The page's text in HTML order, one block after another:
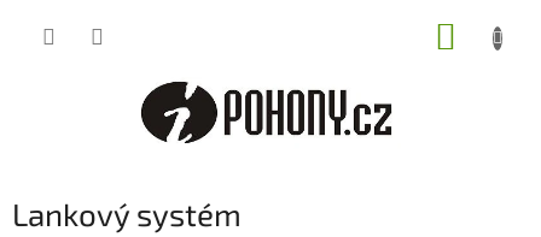
Lankový systém